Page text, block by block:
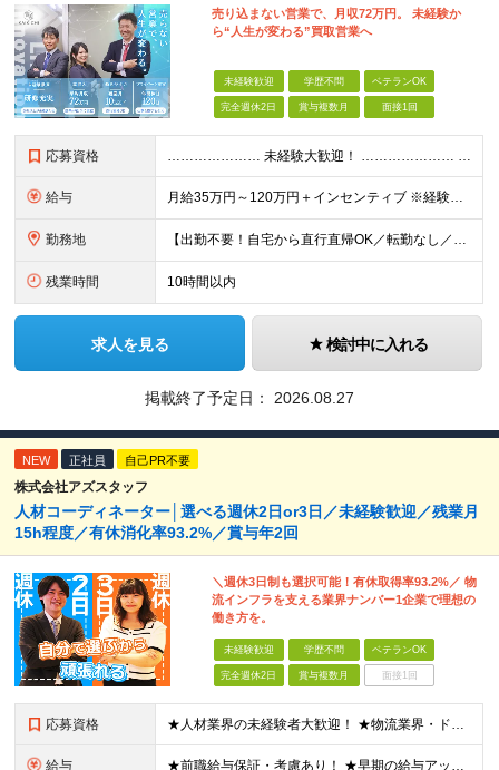
売り込まない営業で、月収72万円。 未経験か
ら“人生が変わる”買取営業へ
未経験歓迎 学歴不問 ベテランOK
完全週休2日 賞与複数月 面接1回
応募資格 ………………… 未経験大歓迎！ ………………… 必要なのは、普通自動車免許のみ。 学歴・経験は一切不問です！ ★先輩たちの前職★ 事務職、飲食スタッフ、不動産・保険の営業など さまざまなバックグラウ
給与 月給35万円～120万円＋インセンティブ ※経験やスキルを考慮し優遇します ※1カ月に1回のFB面談をもとに、給与の査定を行います 「売る」のではなく「買い取る」営業なので、未経験スタートでも成果が
勤務地 【出勤不要！自宅から直行直帰OK／転勤なし／業績拡大につき大阪市に新拠点オープン♪】 大阪府大阪市中央区農人橋3丁目2-7 堺筋本町千寿ビル6F
残業時間 10時間以内
求人を見る 検討中に入れる
掲載終了予定日： 2026.08.27
NEW 正社員 自己PR不要
株式会社アズスタッフ
人材コーディネーター│選べる週休2日or3日／未経験歓迎／残業月
15h程度／有休消化率93.2%／賞与年2回
＼週休3日制も選択可能！有休取得率93.2%／ 物
流インフラを支える業界ナンバー1企業で理想の
働き方を。
未経験歓迎 学歴不問 ベテランOK
完全週休2日 賞与複数月 面接1回
応募資格 ★人材業界の未経験者大歓迎！ ★物流業界・ドライバー経験は不問！ ★学歴不問！ ★第二新卒歓迎！ ★ブランクOK！ ＼こんな方にピッタリです！／ ・「圧倒的No.1」を目指す環境で、熱く働きたい方
給与 ★前職給与保証・考慮あり！ ★早期の給与アップが可能です 月給24万9113円以上＋賞与年2回＋各種手当 ※経験やスキルを考慮し決定します。 ※試用期間6カ月（その間の給与・待遇に差異はありません